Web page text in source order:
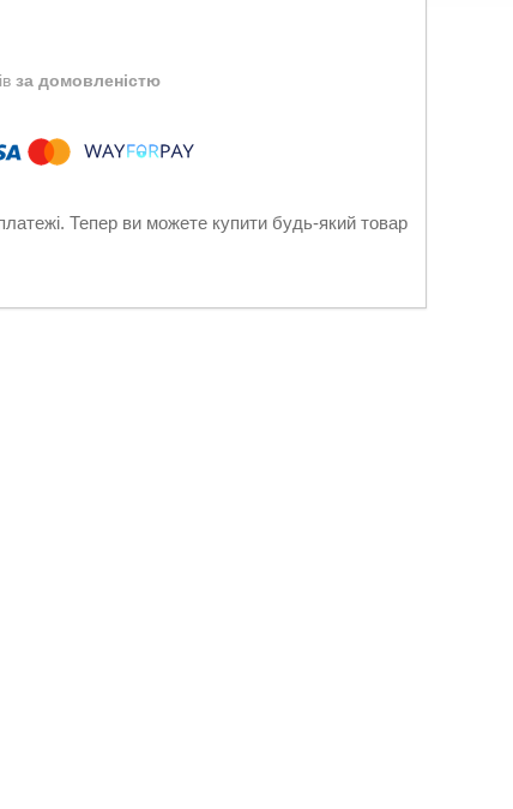
за домовленістю
Тепер ви можете купити будь-який товар